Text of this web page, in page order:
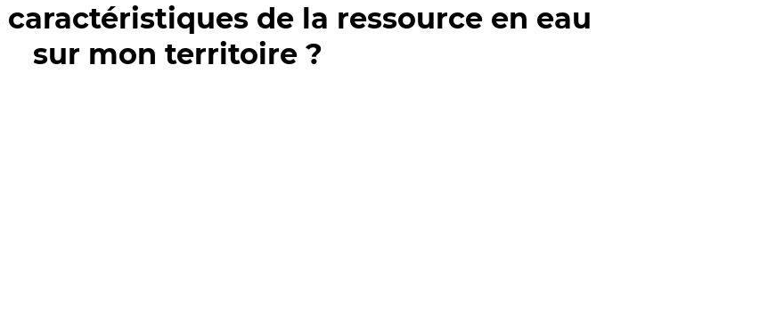
de la ressource en eau
sur mon territoire ?